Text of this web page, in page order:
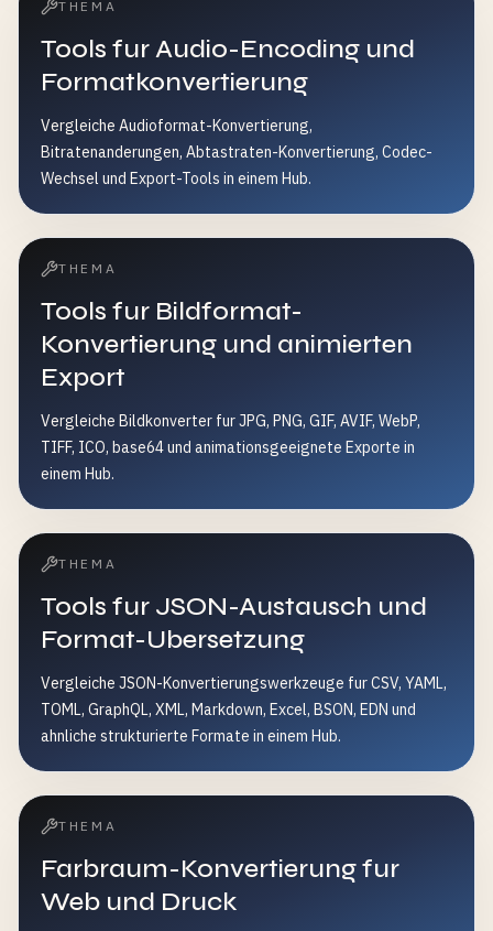
THEMA
Tools fur Audio-Encoding und
Formatkonvertierung
Vergleiche Audioformat-Konvertierung,
Bitratenanderungen, Abtastraten-Konvertierung, Codec-
Wechsel und Export-Tools in einem Hub.
THEMA
Tools fur Bildformat-
Konvertierung und animierten
Export
Vergleiche Bildkonverter fur JPG, PNG, GIF, AVIF, WebP,
TIFF, ICO, base64 und animationsgeeignete Exporte in
einem Hub.
THEMA
Tools fur JSON-Austausch und
Format-Ubersetzung
Vergleiche JSON-Konvertierungswerkzeuge fur CSV, YAML,
TOML, GraphQL, XML, Markdown, Excel, BSON, EDN und
ahnliche strukturierte Formate in einem Hub.
THEMA
Farbraum-Konvertierung fur
Web und Druck